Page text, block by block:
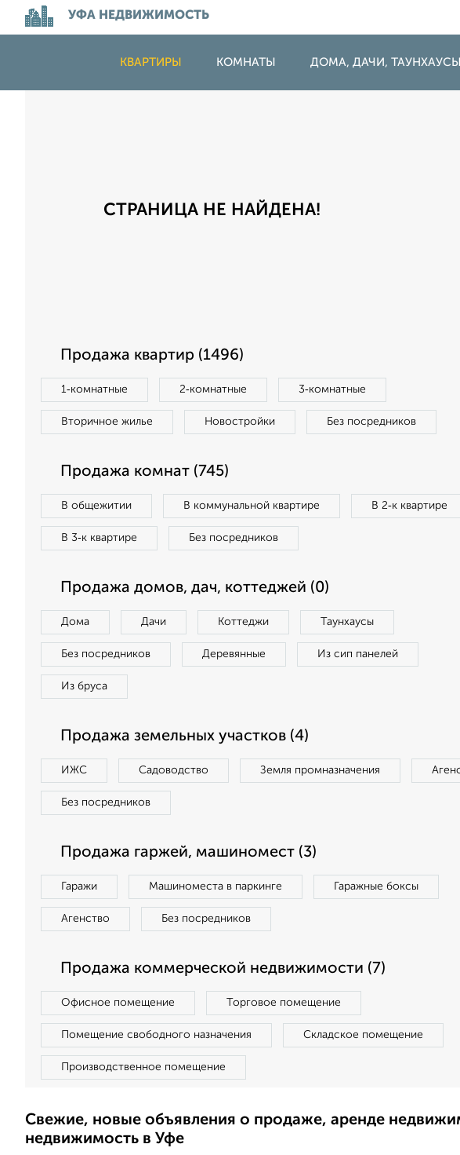
УФА НЕДВИЖИМОСТЬ
КВАРТИРЫ КОМНАТЫ ДОМА, ДАЧИ, ТАУНХАУСЫ
СТРАНИЦА НЕ НАЙДЕНА!
Продажа квартир (1496)
1‑комнатные 2‑комнатные 3‑комнатные
Вторичное жилье Новостройки Без посредников
Продажа комнат (745)
В общежитии В коммунальной квартире В 2‑к квартире
В 3‑к квартире Без посредников
Продажа домов, дач, коттеджей (0)
Дома Дачи Коттеджи Таунхаусы
Без посредников Деревянные Из сип панелей
Из бруса
Продажа земельных участков (4)
ИЖС Садоводство Земля промназначения
Без посредников
Продажа гаржей, машиномест (3)
Гаражи Машиноместа в паркинге Гаражные боксы
Агенство Без посредников
Продажа коммерческой недвижимости (7)
Офисное помещение Торговое помещение
Помещение свободного назначения Складское помещение
Производственное помещение
Свежие, новые объявления о продаже, аренде
недвижимость в Уфе